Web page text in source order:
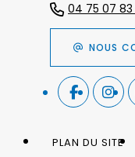
04 75 07 83
NOUS
PLAN DU SITE